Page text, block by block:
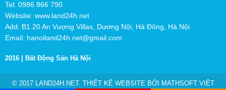
Tel: 0986 866 790
Website: www.land24h.net
Add: B1.20 An Vượng Villas, Dương Nội, Hà Đông, Hà Nội
Email: hanoiland24h.net@gmail.com
2016 | Bất Động Sản Hà Nội
© 2017 LAND24H.NET. THIẾT KẾ WEBSITE BỞI
MATHSOFT VIỆT